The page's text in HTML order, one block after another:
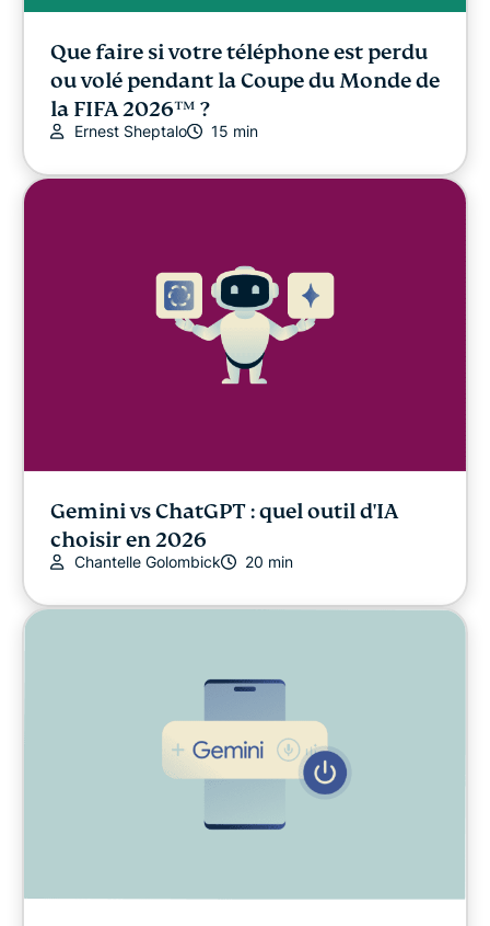
Que faire si votre téléphone est perdu
ou volé pendant la Coupe du Monde de
la FIFA 2026™️ ?
Ernest Sheptalo 15 min
Gemini vs ChatGPT : quel outil d'IA
choisir en 2026
Chantelle Golombick 20 min